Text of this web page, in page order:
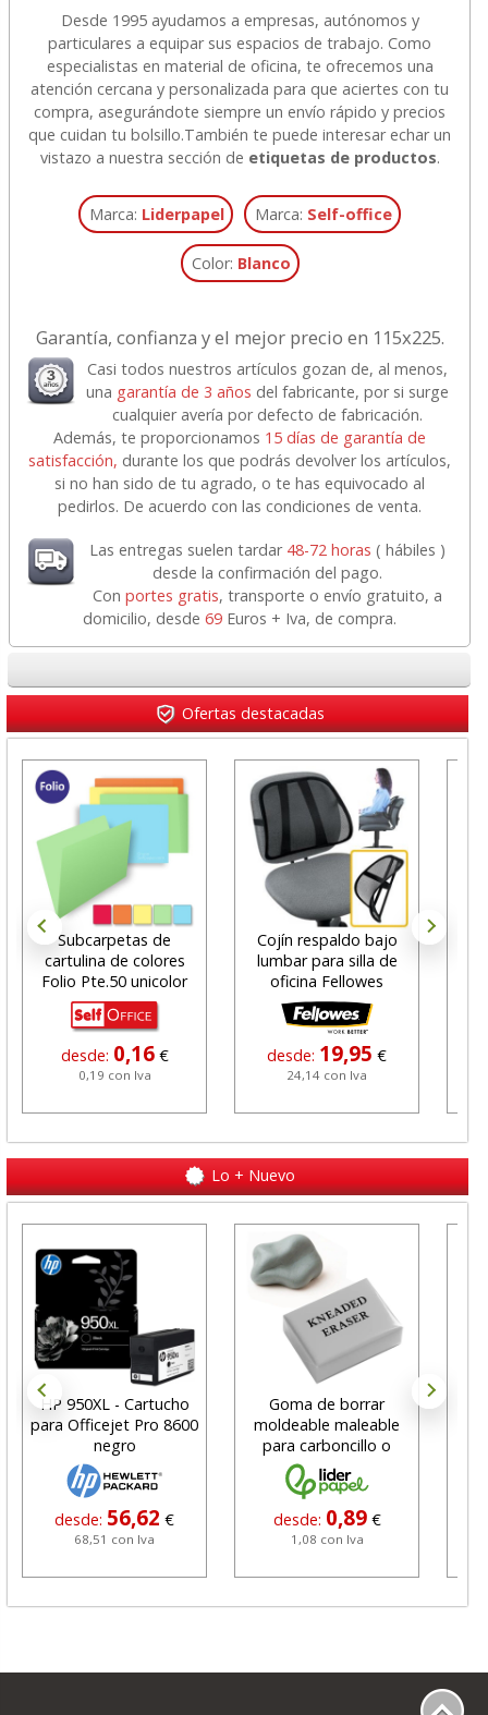
Desde 1995 ayudamos a empresas, autónomos y
particulares a equipar sus espacios de trabajo. Como
especialistas en material de oficina, te ofrecemos una
atención cercana y personalizada para que aciertes con tu
compra, asegurándote siempre un envío rápido y precios
que cuidan tu bolsillo.También te puede interesar echar un
vistazo a nuestra sección de etiquetas de productos.
Marca: Liderpapel Marca: Self-office
Color: Blanco
Garantía, confianza y el mejor precio en 115x225.
Casi todos nuestros artículos gozan de, al menos,
una garantía de 3 años del fabricante, por si surge
cualquier avería por defecto de fabricación.
Además, te proporcionamos 15 días de garantía de
satisfacción, durante los que podrás devolver los artículos,
si no han sido de tu agrado, o te has equivocado al
pedirlos. De acuerdo con las condiciones de venta.
Las entregas suelen tardar 48-72 horas ( hábiles )
desde la confirmación del pago.
Con portes gratis, transporte o envío gratuito, a
domicilio, desde69 Euros + Iva, de compra.
Ofertas destacadas
Subcarpetas de
cartulina de colores
Folio Pte.50 unicolor
desde: 0,16 €
0,19 con Iva
Cojín respaldo bajo
lumbar para silla de
oficina Fellowes
desde: 19,95 €
24,14 con Iva
Lo + Nuevo
HP 950XL - Cartucho
para Officejet Pro 8600
negro
desde: 56,62 €
68,51 con Iva
Goma de borrar
moldeable maleable
para carboncillo o
grafito
desde: 0,89 €
1,08 con Iva